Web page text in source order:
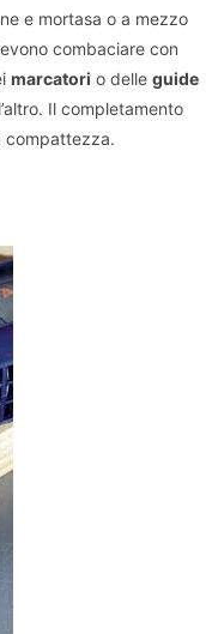
e mortasa o a mezzo
combaciare con
marcatori o delle guide
Il completamento
compattezza.